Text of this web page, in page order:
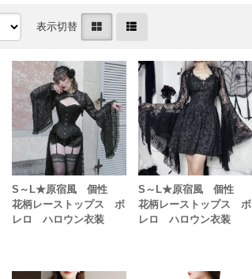
表示切替
S～L★原宿風 個性
花柄レーストップス ボ
レロ ハロウン衣装
S～L★原宿風 個性
花柄レーストップス ボ
レロ ハロウン衣装